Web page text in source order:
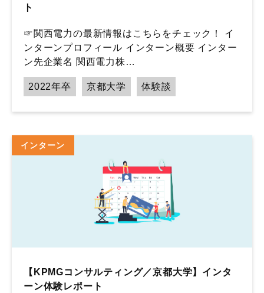
ト
☞関西電力の最新情報はこちらをチェック！ イ
ンターンプロフィール インターン概要 インター
ン先企業名 関西電力株…
2022年卒 京都大学 体験談
インターン
【KPMGコンサルティング／京都大学】インタ
ーン体験レポート